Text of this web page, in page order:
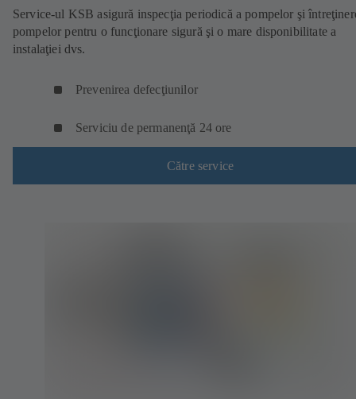
Service-ul KSB asigură inspecţia periodică a pompelor şi
pompelor pentru o funcţionare sigură şi o mare disponibilitate a
instalaţiei dvs.
Prevenirea defecţiunilor
Serviciu de permanenţă 24 ore
Către service